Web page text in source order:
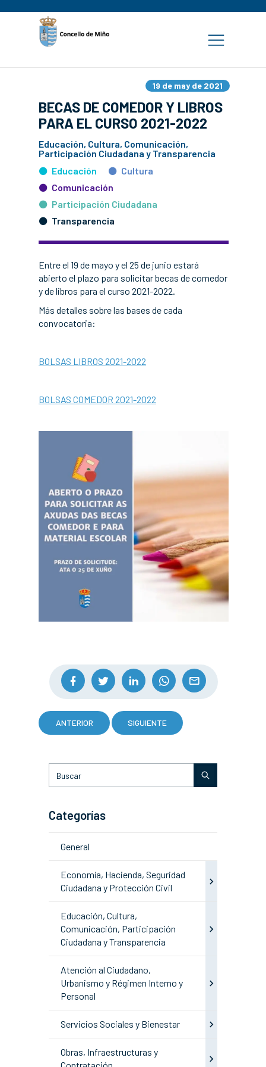
19 de may de 2021
BECAS DE COMEDOR Y LIBROS
PARA EL CURSO 2021-2022
Educación, Cultura, Comunicación,
Participación Ciudadana y Transparencia
Educación
Cultura
Comunicación
Participación Ciudadana
Transparencia
Entre el 19 de mayo y el 25 de junio estará
abierto el plazo para solicitar becas de comedor
y de libros para el curso 2021-2022.
Más detalles sobre las bases de cada
convocatoria:
BOLSAS LIBROS 2021-2022
BOLSAS COMEDOR 2021-2022
ANTERIOR SIGUIENTE
Categorías
General
Economía, Hacienda, Seguridad
Ciudadana y Protección Civil
Educación, Cultura,
Comunicación, Participación
Ciudadana y Transparencia
Atención al Ciudadano,
Urbanismo y Régimen Interno y
Personal
Servicios Sociales y Bienestar
Obras, Infraestructuras y